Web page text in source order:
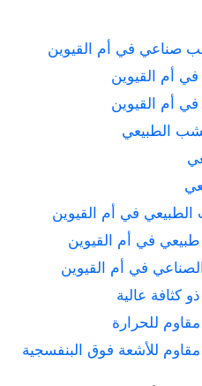
صناعي في أم القيوين
أم القيوين
أم القيوين
الطبيعي
في أم القيوين
في أم القيوين
في أم القيوين